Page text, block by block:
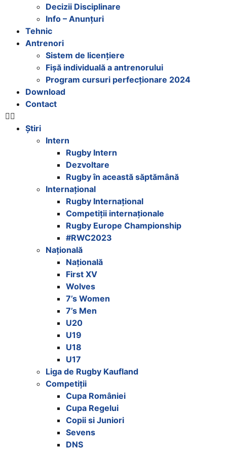
Decizii Disciplinare
Info – Anunțuri
Tehnic
Antrenori
Sistem de licențiere
Fișă individuală a antrenorului
Program cursuri perfecționare 2024
Download
Contact
Știri
Intern
Rugby Intern
Dezvoltare
Rugby în această săptămână
Internațional
Rugby Internațional
Competiții internaționale
Rugby Europe Championship
#RWC2023
Națională
Națională
First XV
Wolves
7’s Women
7’s Men
U20
U19
U18
U17
Liga de Rugby Kaufland
Competiții
Cupa României
Cupa Regelui
Copii si Juniori
Sevens
DNS